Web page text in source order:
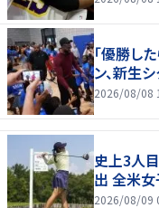
「優勝し
ン、新生
2026/08/08
史上3人
出 全米
2026/08/09